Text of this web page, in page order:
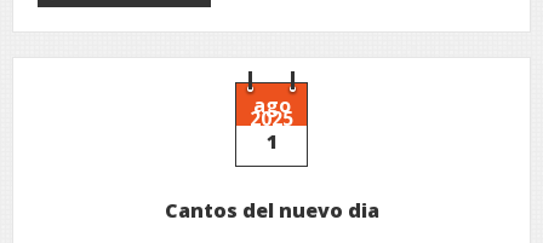
no
campo
ago
2025
1
Cantos del nuevo dia